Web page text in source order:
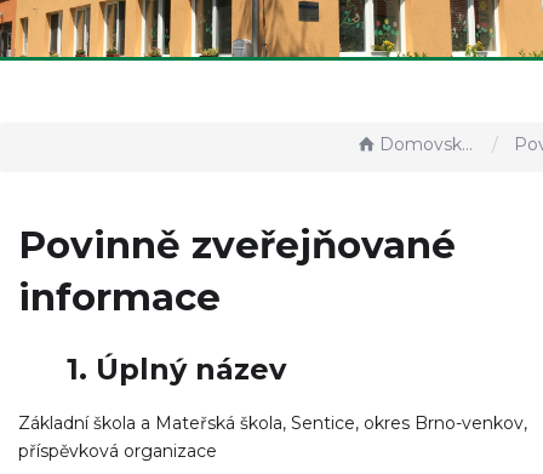
Domovská stránka
Povinně zveřejňované
informace
1. Úplný název
Základní škola a Mateřská škola, Sentice, okres Brno-venkov,
příspěvková organizace